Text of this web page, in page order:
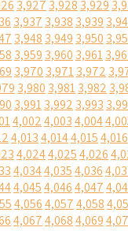
3,927 3,928 3,929
3,937 3,938 3,939
3,948 3,949 3,950
3,959 3,960 3,961
3,970 3,9713,972
3,980 3,9813,982
3,9913,992 3,993
4,0024,0034,004
4,0134,0144,0154,016
4,0244,0254,026
4,0344,0354,036
4,0454,0464,047
4,0564,0574,058
4,0674,0684,069